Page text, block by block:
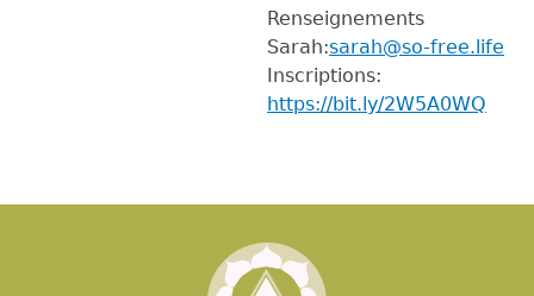
Renseignements
Sarah:sarah@so-free.life
Inscriptions:
https://bit.ly/2W5A0WQ